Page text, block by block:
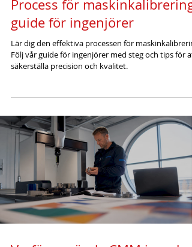
Process för maskinkalibrering:
guide för ingenjörer
Lär dig den effektiva processen för
Följ vår guide för ingenjörer med steg och tips för att
säkerställa precision och kvalitet.